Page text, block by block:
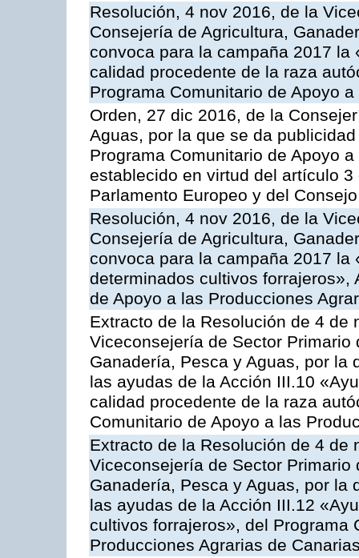
Resolución, 4 nov 2016, de la
Consejería de Agricultura,
convoca para la campaña 2017
calidad procedente de la raza
Programa Comunitario de Apoyo
Orden, 27 dic 2016, de la
Aguas, por la que se da
Programa Comunitario de Apoyo
establecido en virtud del artículo
Parlamento Europeo y del Consejo
Resolución, 4 nov 2016, de la
Consejería de Agricultura,
convoca para la campaña 2017 la
determinados cultivos forrajeros»,
de Apoyo a las Producciones
Extracto de la Resolución de 4 de
Viceconsejería de Sector
Ganadería, Pesca y Aguas, por la
las ayudas de la Acción III.10
calidad procedente de la raza
Comunitario de Apoyo a las
Extracto de la Resolución de 4 de
Viceconsejería de Sector
Ganadería, Pesca y Aguas, por la
las ayudas de la Acción III.12
cultivos forrajeros», del Programa
Producciones Agrarias de